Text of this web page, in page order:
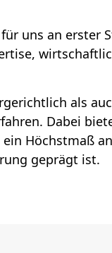
uns an erster
als
Dabei
Höchstmaß
geprägt ist.